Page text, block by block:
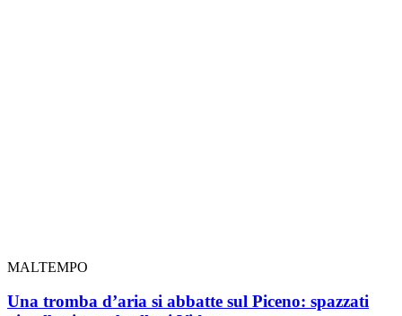
MALTEMPO
Una tromba d’aria si abbatte sul Piceno: spazzati